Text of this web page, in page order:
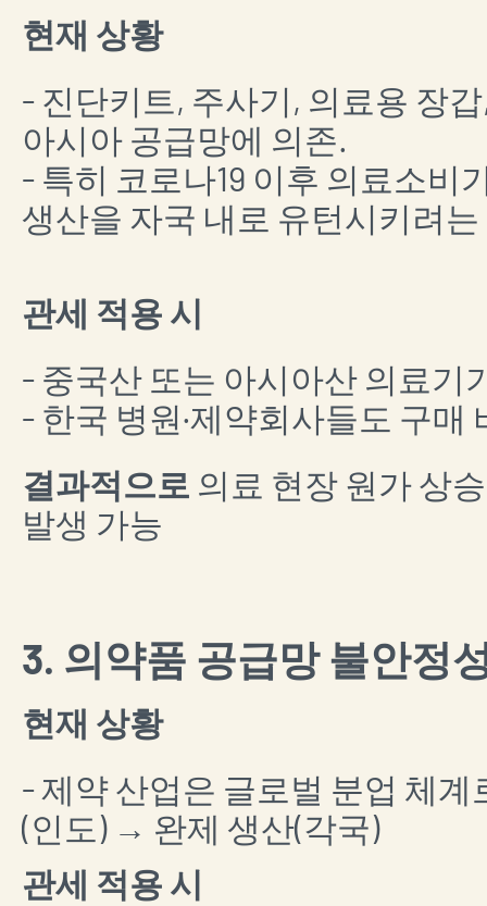
현재 상황
- 진단키트, 주사기, 의료용 장
아시아 공급망에 의존.
- 특히 코로나19 이후 의료소비
생산을 자국 내로 유턴시키려
관세 적용 시
- 중국산 또는 아시아산 의료기
- 한국 병원·제약회사들도 구매
결과적으로 의료 현장 원가 상
발생 가능
3. 의약품 공급망 불안정
현재 상황
- 제약 산업은 글로벌 분업 체
(인도) → 완제 생산(각국)
관세 적용 시